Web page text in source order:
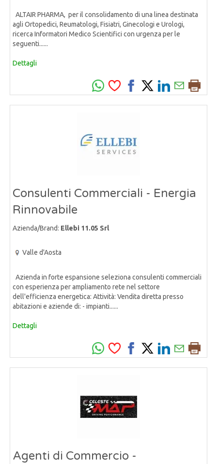
ALTAIR PHARMA, per il consolidamento di una linea destinata
agli Ortopedici, Reumatologi, Fisiatri, Ginecologi e Urologi,
ricerca Informatori Medico Scientifici con urgenza per le
seguenti......
Dettagli
Consulenti Commerciali - Energia
Rinnovabile
Azienda/Brand: Ellebi 11.05 Srl
Valle d'Aosta
Azienda in forte espansione seleziona consulenti commerciali
con esperienza per ampliamento rete nel settore
dell'efficienza energetica: Attività: Vendita diretta presso
abitazioni e aziende di: - impianti......
Dettagli
Agenti di Commercio -